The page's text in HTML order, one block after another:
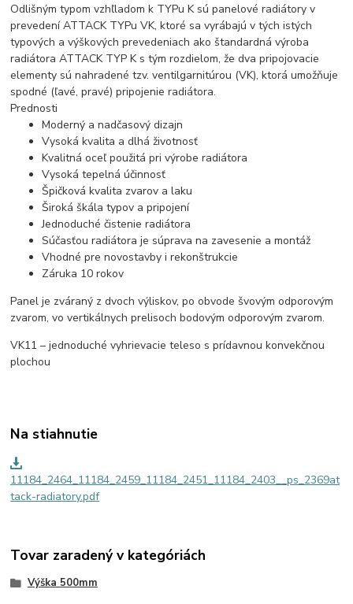
Odlišným typom vzhľladom k TYPu K sú panelové radiátory v
prevedení ATTACK TYPu VK, ktoré sa vyrábajú v tých istých
typových a výškových prevedeniach ako štandardná výroba
radiátora ATTACK TYP K s tým rozdielom, že dva pripojovacie
elementy sú nahradené tzv. ventilgarnitúrou (VK), ktorá umožňuje
spodné (ľavé, pravé) pripojenie radiátora.
Prednosti
Moderný a nadčasový dizajn
Vysoká kvalita a dlhá životnosť
Kvalitná oceľ použitá pri výrobe radiátora
Vysoká tepelná účinnosť
Špičková kvalita zvarov a laku
Široká škála typov a pripojení
Jednoduché čistenie radiátora
Súčasťou radiátora je súprava na zavesenie a montáž
Vhodné pre novostavby i rekonštrukcie
Záruka 10 rokov
Panel je zváraný z dvoch výliskov, po obvode švovým odporovým
zvarom, vo vertikálnych prelisoch bodovým odporovým zvarom.
VK11 – jednoduché vyhrievacie teleso s prídavnou konvekčnou
plochou
Na stiahnutie
11184_2464_11184_2459_11184_2451_11184_2403__ps_2369at
tack-radiatory.pdf
Tovar zaradený v kategóriách
Výška 500mm